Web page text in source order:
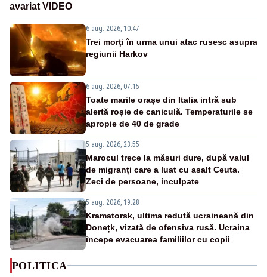
avariat VIDEO
6 aug. 2026, 10:47
Trei morți în urma unui atac rusesc asupra
regiunii Harkov
6 aug. 2026, 07:15
Toate marile orașe din Italia intră sub
alertă roșie de caniculă. Temperaturile se
apropie de 40 de grade
5 aug. 2026, 23:55
Marocul trece la măsuri dure, după valul
de migranți care a luat cu asalt Ceuta.
Zeci de persoane, inculpate
5 aug. 2026, 19:28
Kramatorsk, ultima redută ucraineană din
Donețk, vizată de ofensiva rusă. Ucraina
începe evacuarea familiilor cu copii
POLITICA